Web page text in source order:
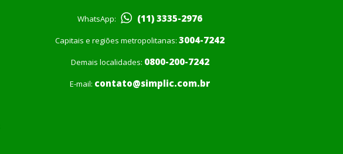
WhatsApp: (11) 3335-2976
Capitais e regiões metropolitanas: 3004-7242
Demais localidades: 0800-200-7242
E-mail: contato@simplic.com.br